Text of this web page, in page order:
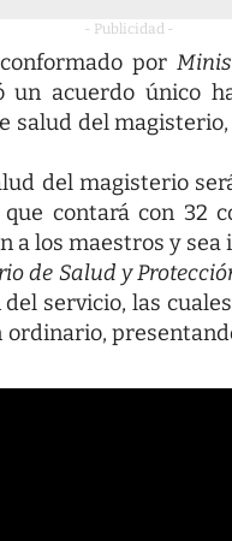
- Publicidad -
por
un acuerdo único
salud del
del magisterio
contará con 32
a los maestros y
de Salud y
servicio, las